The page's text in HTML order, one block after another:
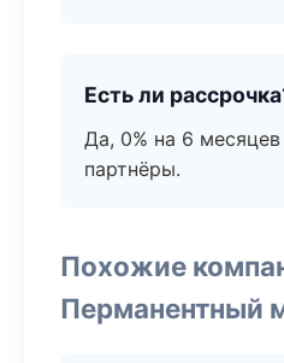
Есть ли
Да, 0% на 6
партнёры.
Похожие
Перманентный